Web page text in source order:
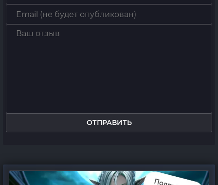
ОТПРАВИТЬ